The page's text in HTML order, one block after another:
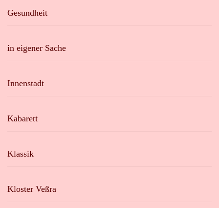
Gesundheit
in eigener Sache
Innenstadt
Kabarett
Klassik
Kloster Veßra